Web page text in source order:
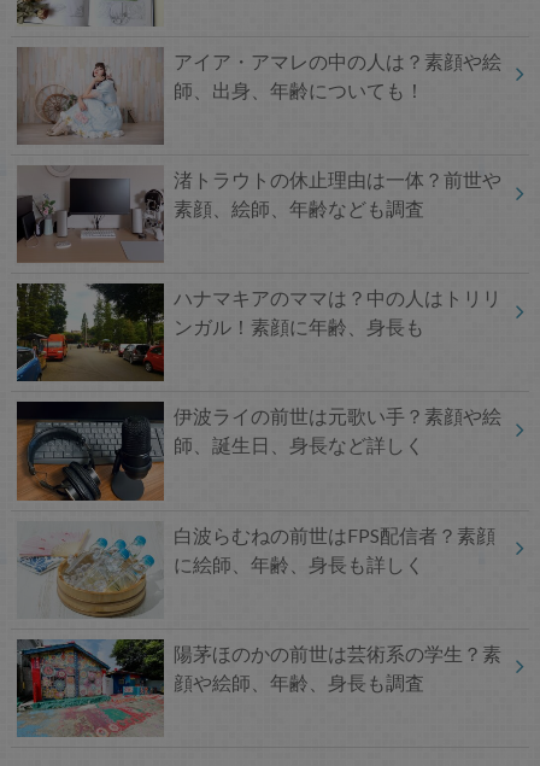
アイア・アマレの中の人は？素顔や絵
師、出身、年齢についても！
渚トラウトの休止理由は一体？前世や
素顔、絵師、年齢なども調査
ハナマキアのママは？中の人はトリリ
ンガル！素顔に年齢、身長も
伊波ライの前世は元歌い手？素顔や絵
師、誕生日、身長など詳しく
白波らむねの前世はFPS配信者？素顔
に絵師、年齢、身長も詳しく
陽茅ほのかの前世は芸術系の学生？素
顔や絵師、年齢、身長も調査